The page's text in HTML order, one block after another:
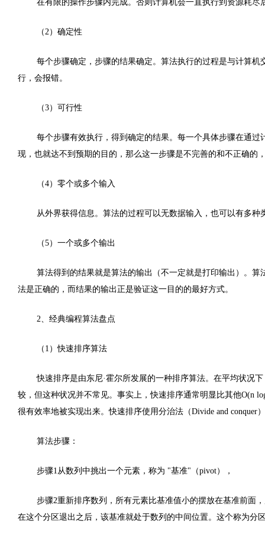
在有限的操作步骤内完成。否则计算机会一直执行到资源耗尽
（2）确定性
每个步骤确定，步骤的结果确定。算法执行的过程是与计算
行，会报错。
（3）可行性
每个步骤有效执行，得到确定的结果。每一个具体步骤在通
现，也就达不到预期的目的，那么这一步骤是不完善的和不正确的
（4）零个或多个输入
从外界获得信息。算法的过程可以无数据输入，也可以有多
（5）一个或多个输出
算法得到的结果就是算法的输出（不一定就是打印输出）。
法是正确的，而结果的输出正是验证这一目的的最好方式。
2、经典编程算法盘点
（1）快速排序算法
快速排序是由东尼·霍尔所发展的一种排序算法。在平均状况
较，但这种状况并不常见。事实上，快速排序通常明显比其他Ο(n
很有效率地被实现出来。快速排序使用分治法（Divide and conquer
算法步骤：
步骤1从数列中挑出一个元素，称为 "基准"（pivot），
步骤2重新排序数列，所有元素比基准值小的摆放在基准前面
在这个分区退出之后，该基准就处于数列的中间位置。这个称为分